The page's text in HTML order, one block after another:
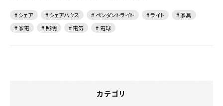
# シェア # シェアハウス # ペンダントライト # ライト
# 家具
# 家電
# 照明 # 電気 # 電球
カテゴリ